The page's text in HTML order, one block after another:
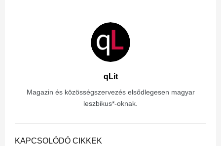
qLit
Magazin és közösségszervezés elsődlegesen magyar
leszbikus*-oknak.
KAPCSOLÓDÓ CIKKEK